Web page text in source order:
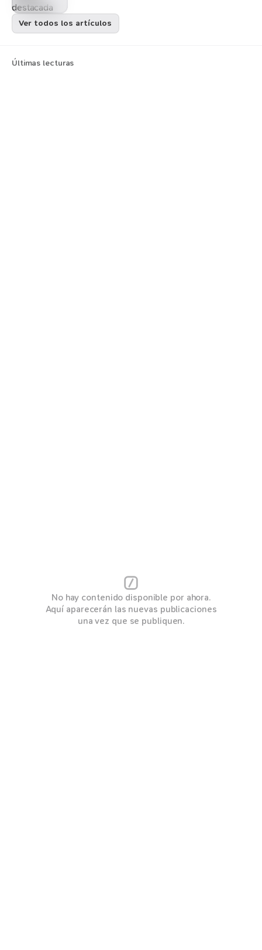
Ver todos los artículos
Últimas lecturas
No hay contenido disponible por ahora.
Aquí aparecerán las nuevas publicaciones
una vez que se publiquen.